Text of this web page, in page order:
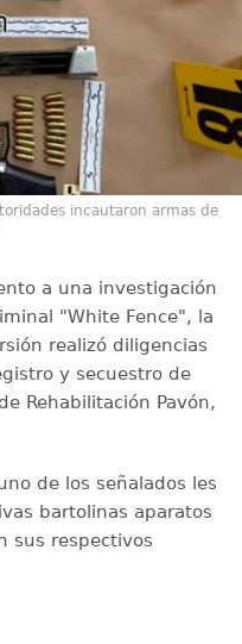
incautaron armas de
a una investigación
"White Fence", la
realizó diligencias
y secuestro de
Rehabilitación Pavón,
de los señalados les
bartolinas aparatos
sus respectivos